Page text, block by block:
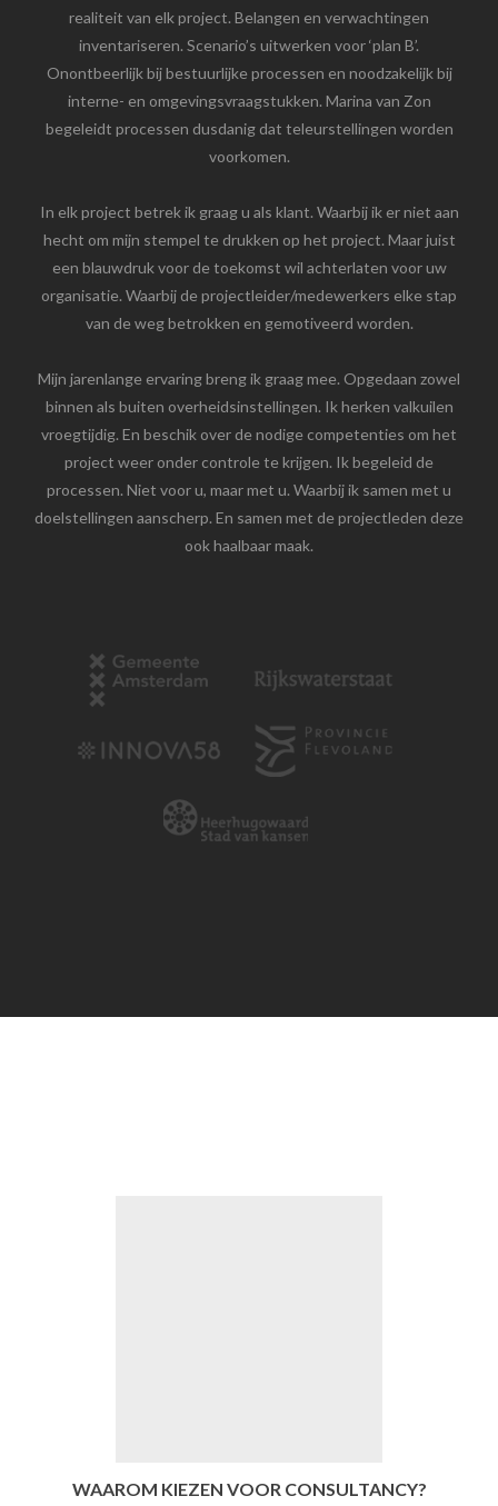
realiteit van elk project. Belangen en verwachtingen
inventariseren. Scenario’s uitwerken voor ‘plan B’.
Onontbeerlijk bij bestuurlijke processen en noodzakelijk bij
interne- en omgevingsvraagstukken. Marina van Zon
begeleidt processen dusdanig dat teleurstellingen worden
voorkomen.
In elk project betrek ik graag u als klant. Waarbij ik er niet aan
hecht om mijn stempel te drukken op het project. Maar juist
een blauwdruk voor de toekomst wil achterlaten voor uw
organisatie. Waarbij de projectleider/medewerkers elke stap
van de weg betrokken en gemotiveerd worden.
Mijn jarenlange ervaring breng ik graag mee. Opgedaan zowel
binnen als buiten overheidsinstellingen. Ik herken valkuilen
vroegtijdig. En beschik over de nodige competenties om het
project weer onder controle te krijgen. Ik begeleid de
processen. Niet voor u, maar met u. Waarbij ik samen met u
doelstellingen aanscherp. En samen met de projectleden deze
ook haalbaar maak.
WAAROM KIEZEN VOOR CONSULTANCY?